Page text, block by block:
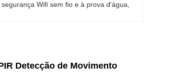
Wifi sem fio e à prova d'água
Detecção de Movimento